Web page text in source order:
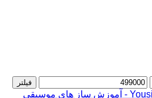
حداکثر
قیمت
فیلتر